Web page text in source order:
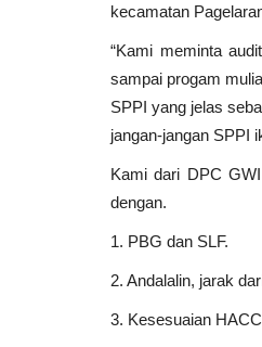
kecamatan
“Kami meminta
sampai progam
SPPI yang jelas
jangan-jangan SPPI
Kami dari DPC
dengan.
1. PBG dan SLF.
2. Andalalin, jarak
3. Kesesuaian